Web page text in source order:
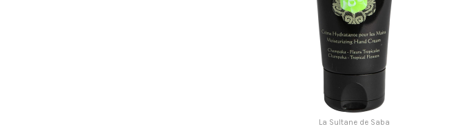
La Sultane de Saba